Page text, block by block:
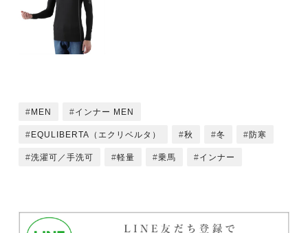
MEN インナー MEN
EQULIBERTA（エクリベルタ） 秋 冬 防寒
洗濯可／手洗可 軽量 乗馬 インナー